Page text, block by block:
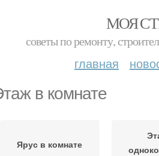
МОЯ
советы по ремонту,
главная
в комнате
Ярус в комнате